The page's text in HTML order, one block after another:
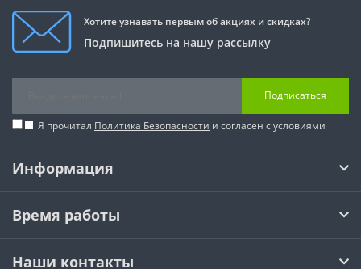
Хотите узнавать первым об акциях и скидках?
Подпишитесь на нашу рассылку
Подписаться
Я прочитал Политика Безопасности и согласен с условиями
Информация
Время работы
Наши контакты